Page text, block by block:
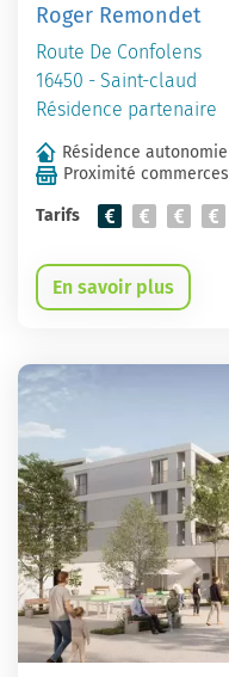
Roger Remondet
Route De Confolens
16450 - Saint-claud
Résidence partenaire
Résidence autonomie
Proximité commerces
Tarifs
En savoir plus